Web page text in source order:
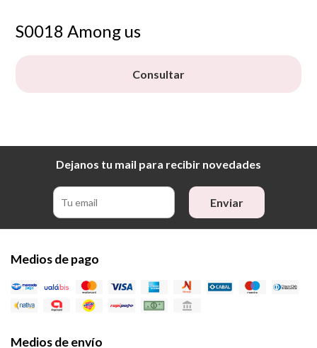
S0018 Among us
Consultar
Dejanos tu mail para recibir novedades
Enviar
Medios de pago
Medios de envío